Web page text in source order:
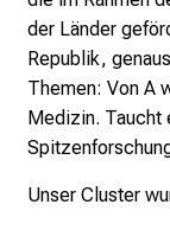
der Länder
Republik,
Themen: Von A
Medizin. Taucht
Unser Cluster